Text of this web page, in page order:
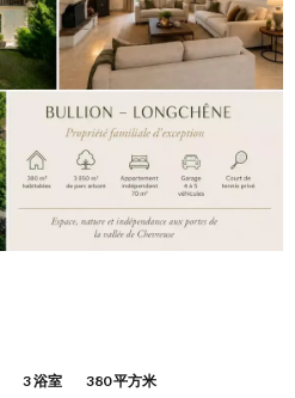
3 浴室 380 平方米